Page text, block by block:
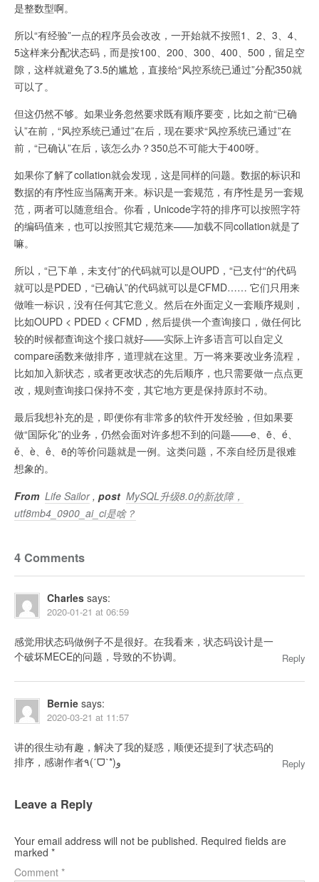
是整数型啊。
所以“有经验”一点的程序员会改改，一开始就不按照1、2、3、4、
5这样来分配状态码，而是按100、200、300、400、500，留足空
隙，这样就避免了3.5的尴尬，直接给“风控系统已通过”分配350就
可以了。
但这仍然不够。如果业务忽然要求既有顺序要变，比如之前“已确
认”在前，“风控系统已通过”在后，现在要求“风控系统已通过”在
前，“已确认”在后，该怎么办？350总不可能大于400呀。
如果你了解了collation就会发现，这是同样的问题。数据的标识和
数据的有序性应当隔离开来。标识是一套规范，有序性是另一套规
范，两者可以随意组合。你看，Unicode字符的排序可以按照字符
的编码值来，也可以按照其它规范来——加载不同collation就是了
嘛。
所以，“已下单，未支付”的代码就可以是OUPD，“已支付“的代码
就可以是PDED，“已确认”的代码就可以是CFMD…… 它们只用来
做唯一标识，没有任何其它意义。然后在外面定义一套顺序规则，
比如OUPD < PDED < CFMD，然后提供一个查询接口，做任何比
较的时候都查询这个接口就好——实际上许多语言可以自定义
compare函数来做排序，道理就在这里。万一将来要改业务流程，
比如加入新状态，或者更改状态的先后顺序，也只需要做一点点更
改，规则查询接口保持不变，其它地方更是保持原封不动。
最后我想补充的是，即便你有非常多的软件开发经验，但如果要
做“国际化”的业务，仍然会面对许多想不到的问题——e、ē、é、
ě、è、ê、ë的等价问题就是一例。这类问题，不亲自经历是很难
想象的。
From Life Sailor , post MySQL升级8.0的新故障，
utf8mb4_0900_ai_ci是啥？
4 Comments
Charles says:
2020-01-21 at 06:59
感觉用状态码做例子不是很好。在我看来，状态码设计是一
个破坏MECE的问题，导致的不协调。
Reply
Bernie says:
2020-03-21 at 11:57
讲的很生动有趣，解决了我的疑惑，顺便还提到了状态码的
排序，感谢作者٩(ˊᗜˋ*)و
Reply
Leave a Reply
Your email address will not be published. Required fields are
marked *
Comment *